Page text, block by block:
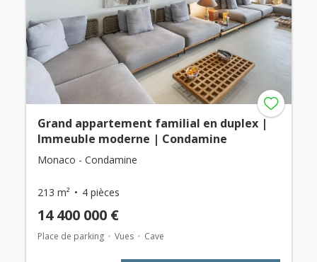
Grand appartement familial en duplex |
Immeuble moderne | Condamine
Monaco - Condamine
213 m² 4 pièces
14 400 000 €
Place de parking Vues Cave